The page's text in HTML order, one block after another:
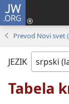
JW.ORG
Prevod Novi svet
JEZIK
Tabela